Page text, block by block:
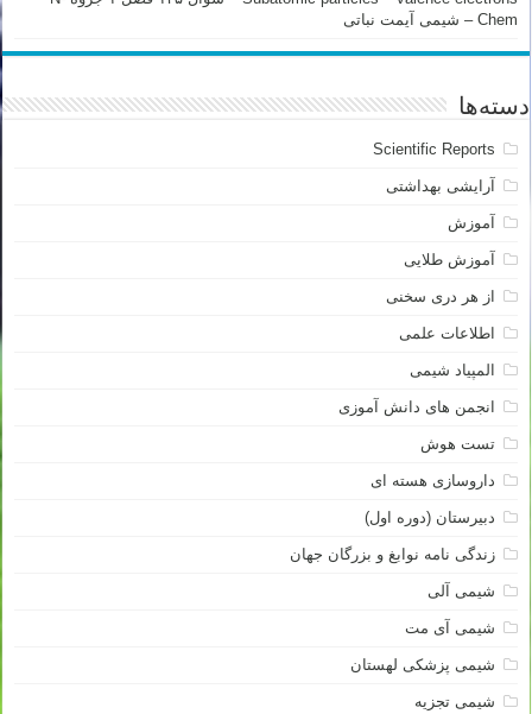
Chem – شیمی آیمت نباتی
دسته‌ها
Scientific Reports
آرایشی بهداشتی
آموزش
آموزش طلایی
از هر دری سخنی
اطلاعات علمی
المپیاد شیمی
انجمن های دانش آموزی
تست هوش
داروسازی هسته ای
دبیرستان (دوره اول)
زندگی نامه نوابغ و بزرگان جهان
شیمی آلی
شیمی آی مت
شیمی پزشکی لهستان
شیمی تجزیه